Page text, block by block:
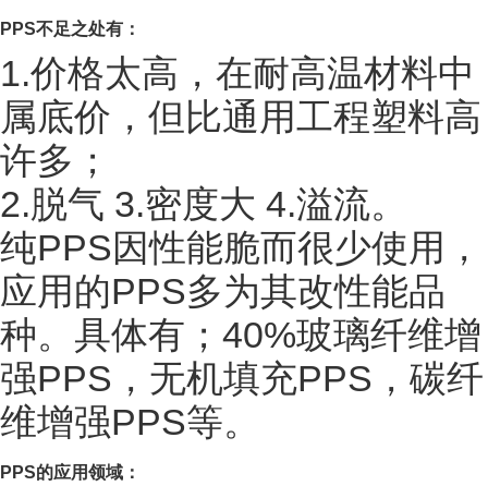
PPS不足之处有：
1.价格太高，在耐高温材料中
属底价，但比通用工程塑料高
许多；
2.脱气 3.密度大 4.溢流。
纯PPS因性能脆而很少使用，
应用的PPS多为其改性能品
种。具体有；40%玻璃纤维增
强PPS，无机填充PPS，碳纤
维增强PPS等。
PPS的应用领域：